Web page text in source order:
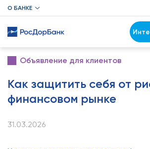
О БАНКЕ
Объявление для клиентов
Как защитить себя от
финансовом рынке
31.03.2026